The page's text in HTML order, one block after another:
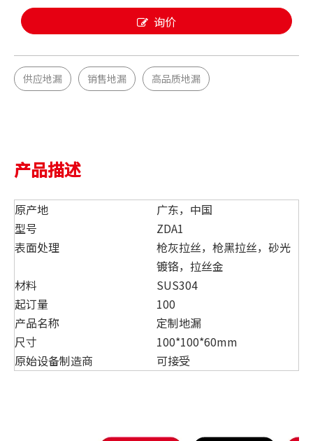
询价
供应地漏 销售地漏 高品质地漏
产品描述
原产地
广东，中国
型号
ZDA1
表面处理
枪灰拉丝，枪黑拉丝，砂光
镀铬，拉丝金
材料
SUS304
起订量
100
产品名称
定制地漏
尺寸
100*100*60mm
原始设备制造商
可接受